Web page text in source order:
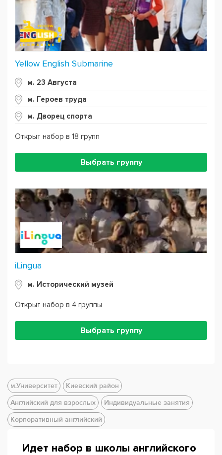
Yellow English Submarine
м. 23 Августа
м. Героев труда
м. Дворец спорта
Открыт набор в 18 групп
Выбрать группу
iLingua
м. Исторический музей
Открыт набор в 4 группы
Выбрать группу
м.Университет
Киевский район
Английский для взрослых
Индивидуальные занятия
Корпоративный английский
Идет набор в школы английского